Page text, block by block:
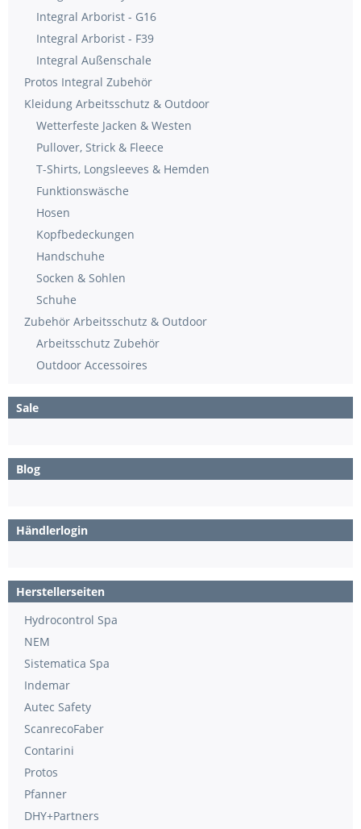
Integral Arborist - G16
Integral Arborist - F39
Integral Außenschale
Protos Integral Zubehör
Kleidung Arbeitsschutz & Outdoor
Wetterfeste Jacken & Westen
Pullover, Strick & Fleece
T-Shirts, Longsleeves & Hemden
Funktionswäsche
Hosen
Kopfbedeckungen
Handschuhe
Socken & Sohlen
Schuhe
Zubehör Arbeitsschutz & Outdoor
Arbeitsschutz Zubehör
Outdoor Accessoires
Sale
Blog
Händlerlogin
Herstellerseiten
Hydrocontrol Spa
NEM
Sistematica Spa
Indemar
Autec Safety
ScanrecoFaber
Contarini
Protos
Pfanner
DHY+Partners